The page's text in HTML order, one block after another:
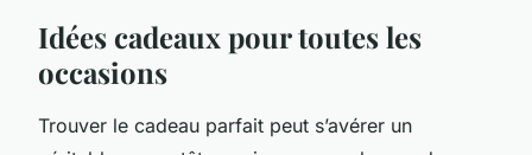
Idées cadeaux pour toutes les
occasions
Trouver le cadeau parfait peut s’avérer un